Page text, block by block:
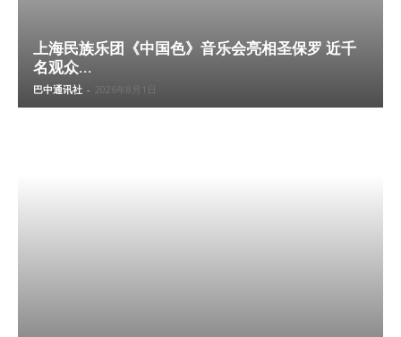
上海民族乐团《中国色》音乐会亮相圣保罗 近千
名观众...
巴中通讯社 - 2026年8月1日